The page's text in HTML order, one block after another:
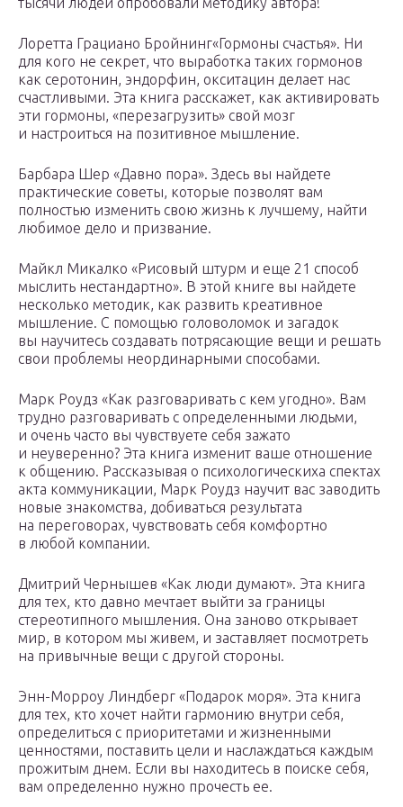
Лоретта Грациано Бройнинг«Гормоны счастья». Ни
для кого не секрет, что выработка таких гормонов
как серотонин, эндорфин, окситацин делает нас
счастливыми. Эта книга расскажет, как активировать
эти гормоны, «перезагрузить» свой мозг
и настроиться на позитивное мышление.
Барбара Шер «Давно пора». Здесь вы найдете
практические советы, которые позволят вам
полностью изменить свою жизнь к лучшему, найти
любимое дело и призвание.
Майкл Микалко «Рисовый штурм и еще 21 способ
мыслить нестандартно». В этой книге вы найдете
несколько методик, как развить креативное
мышление. С помощью головоломок и загадок
вы научитесь создавать потрясающие вещи и решать
свои проблемы неординарными способами.
Марк Роудз «Как разговаривать с кем угодно». Вам
трудно разговаривать с определенными людьми,
и очень часто вы чувствуете себя зажато
и неуверенно? Эта книга изменит ваше отношение
к общению. Рассказывая о психологическиха спектах
акта коммуникации, Марк Роудз научит вас заводить
новые знакомства, добиваться результата
на переговорах, чувствовать себя комфортно
в любой компании.
Дмитрий Чернышев «Как люди думают». Эта книга
для тех, кто давно мечтает выйти за границы
стереотипного мышления. Она заново открывает
мир, в котором мы живем, и заставляет посмотреть
на привычные вещи с другой стороны.
Энн-Морроу Линдберг «Подарок моря». Эта книга
для тех, кто хочет найти гармонию внутри себя,
определиться с приоритетами и жизненными
ценностями, поставить цели и наслаждаться каждым
прожитым днем. Если вы находитесь в поиске себя,
вам определенно нужно прочесть ее.